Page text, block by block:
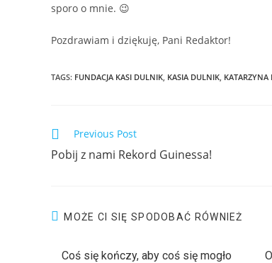
sporo o mnie. 😉
Pozdrawiam i dziękuję, Pani Redaktor!
TAGS: FUNDACJA KASI DULNIK, KASIA DULNIK,
Previous Post
Pobij z nami Rekord Guinessa!
MOŻE CI SIĘ SPODOBAĆ RÓWNIEŻ
Coś się kończy, aby coś się mogło